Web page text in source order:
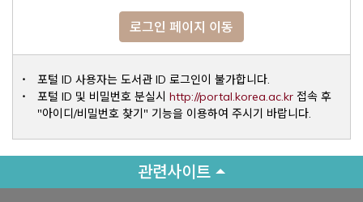
로그인 페이지 이동
포털 ID 사용자는 도서관 ID 로그인이 불가합니다.
포털 ID 및 비밀번호 분실시 http://portal.korea.ac.krOpens a
접속 후
"아이디/비밀번호 찾기" 기능을 이용하여 주시기 바랍니다.
관련사이트